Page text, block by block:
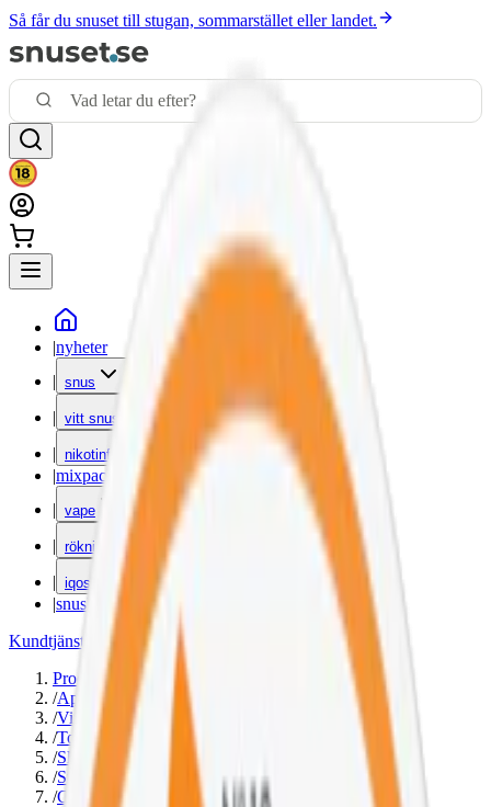
Så får du snuset till stugan, sommarstället eller landet.
|nyheter
| snus
| vitt snus
| nikotinfritt
|mixpack
| vape
| rökning
| iqos
|snuskuriren
Kundtjänst
Varumärken
Produkter
/Après
/Vitt snus
/Torr Portion
/Slim
/Stark
/Citrus